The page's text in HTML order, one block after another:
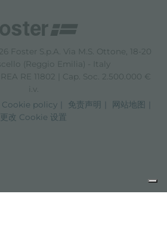
Foster S.p.A. Via M.S. Ottone, 18-20
(Reggio Emilia) - Italy
RE 11802 | Cap. Soc. 2.500.000 €
i.v.
Cookie policy 免责声明
网站地图
更改 Cookie 设置